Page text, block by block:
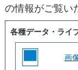
の情報がご覧い
各種データ・ライ
画